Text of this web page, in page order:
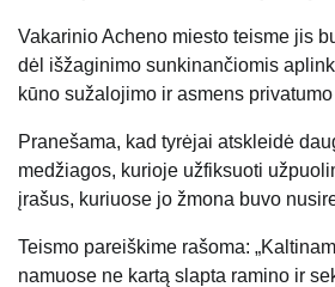
Vakarinio Acheno miesto teisme jis
dėl išžaginimo sunkinančiomis
kūno sužalojimo ir asmens
Pranešama, kad tyrėjai atskleidė
medžiagos, kurioje užfiksuoti
įrašus, kuriuose jo žmona buvo
Teismo pareiškime rašoma:
namuose ne kartą slapta ramino ir